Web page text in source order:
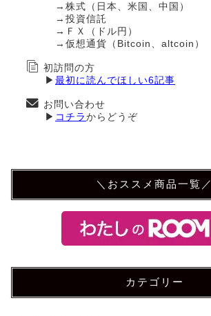
→株式（日本、米国、中国）
→投資信託
→ＦＸ（ドル円）
→仮想通貨（Bitcoin、altcoin）
初訪問の方
▶ 最初に読んでほしい6記事
お問い合わせ
▶ コチラ からどうぞ
＼おススメ商品一覧／
カテゴリー